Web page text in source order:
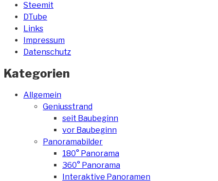
Steemit
DTube
Links
Impressum
Datenschutz
Kategorien
Allgemein
Geniusstrand
seit Baubeginn
vor Baubeginn
Panoramabilder
180° Panorama
360° Panorama
Interaktive Panoramen